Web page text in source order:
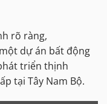
rõ ràng,
một dự án bất động
triển thịnh
tại Tây Nam Bộ.